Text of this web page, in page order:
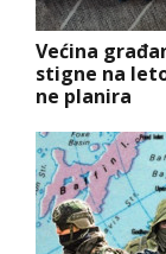
Većina
stigne na
ne planira